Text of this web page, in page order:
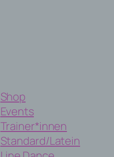
Shop
Events
Trainer*innen
Standard/Latein